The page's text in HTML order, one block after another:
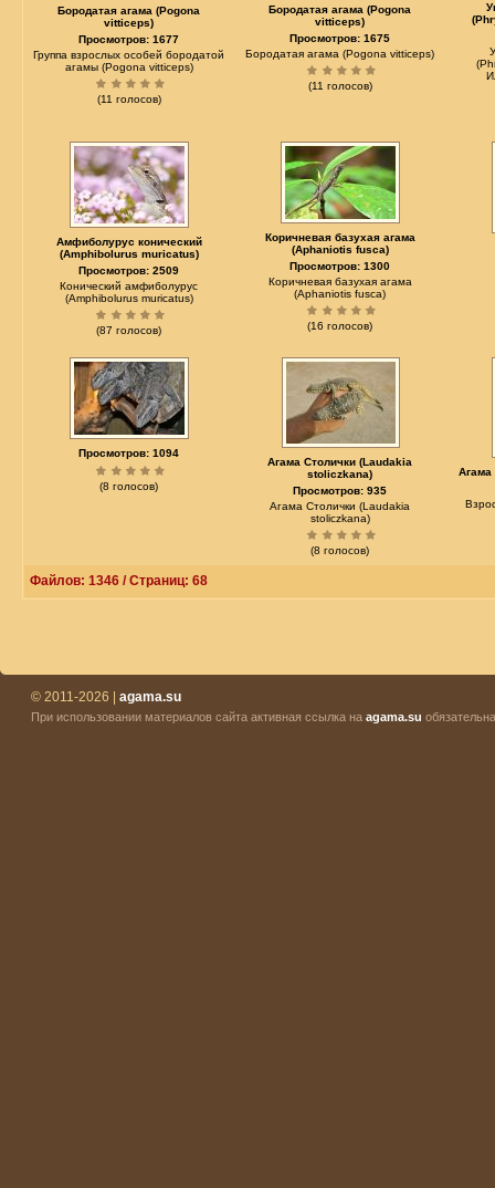
Бородатая агама (Pogona
vitticeps)
Просмотров: 1677
Группа взрослых особей бородатой
агамы (Pogona vitticeps)
(11 голосов)
Бородатая агама (Pogona
vitticeps)
Просмотров: 1675
Бородатая агама (Pogona vitticeps)
(11 голосов)
Амфиболурус конический
(Amphibolurus muricatus)
Просмотров: 2509
Конический амфиболурус
(Amphibolurus muricatus)
(87 голосов)
Коричневая базухая агама
(Aphaniotis fusca)
Просмотров: 1300
Коричневая базухая агама
(Aphaniotis fusca)
(16 голосов)
Просмотров: 1094
(8 голосов)
Агама Столички (Laudakia
stoliczkana)
Просмотров: 935
Агама Столички (Laudakia
stoliczkana)
(8 голосов)
Агама
Файлов: 1346 / Страниц: 68
© 2011-2026 | agama.su
При использовании материалов сайта активная ссылка на agama.su